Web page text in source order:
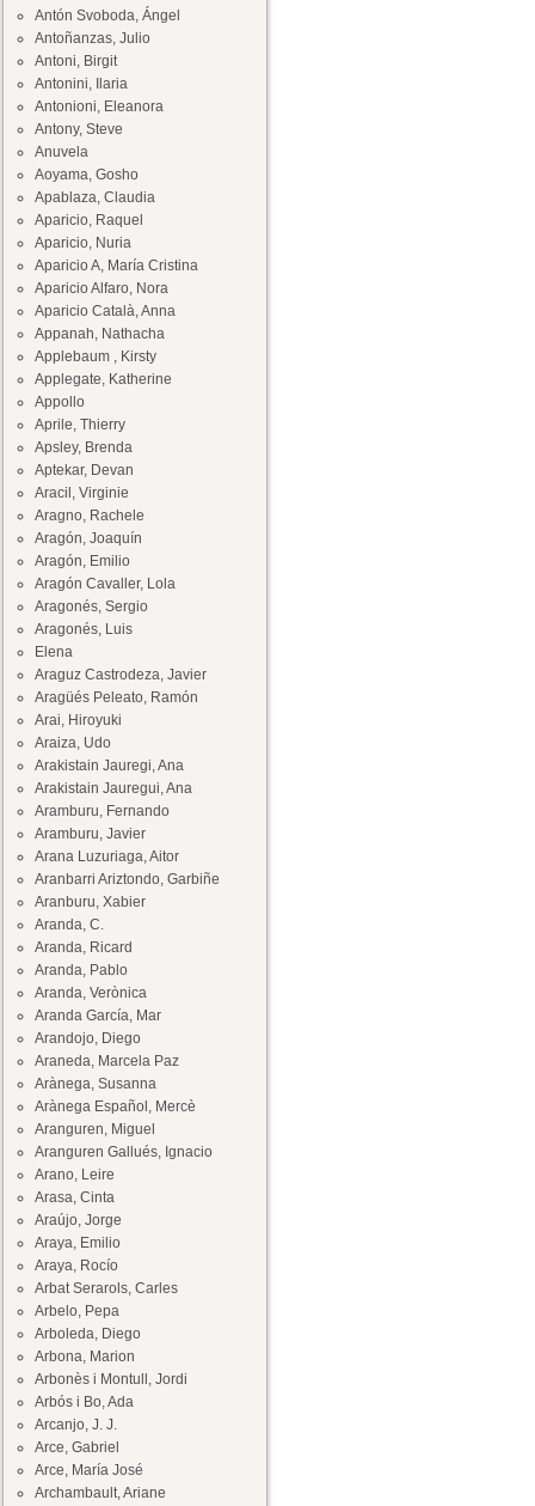
Antón Svoboda, Ángel
Antoñanzas, Julio
Antoni, Birgit
Antonini, Ilaria
Antonioni, Eleanora
Antony, Steve
Anuvela
Aoyama, Gosho
Apablaza, Claudia
Aparicio, Raquel
Aparicio, Nuria
Aparicio A, María Cristina
Aparicio Alfaro, Nora
Aparicio Català, Anna
Appanah, Nathacha
Applebaum , Kirsty
Applegate, Katherine
Appollo
Aprile, Thierry
Apsley, Brenda
Aptekar, Devan
Aracil, Virginie
Aragno, Rachele
Aragón, Joaquín
Aragón, Emilio
Aragón Cavaller, Lola
Aragonés, Sergio
Aragonés, Luis
Elena
Araguz Castrodeza, Javier
Aragüés Peleato, Ramón
Arai, Hiroyuki
Araiza, Udo
Arakistain Jauregi, Ana
Arakistain Jauregui, Ana
Aramburu, Fernando
Aramburu, Javier
Arana Luzuriaga, Aitor
Aranbarri Ariztondo, Garbiñe
Aranburu, Xabier
Aranda, C.
Aranda, Ricard
Aranda, Pablo
Aranda, Verònica
Aranda García, Mar
Arandojo, Diego
Araneda, Marcela Paz
Arànega, Susanna
Arànega Español, Mercè
Aranguren, Miguel
Aranguren Gallués, Ignacio
Arano, Leire
Arasa, Cinta
Araújo, Jorge
Araya, Emilio
Araya, Rocío
Arbat Serarols, Carles
Arbelo, Pepa
Arboleda, Diego
Arbona, Marion
Arbonès i Montull, Jordi
Arbós i Bo, Ada
Arcanjo, J. J.
Arce, Gabriel
Arce, María José
Archambault, Ariane